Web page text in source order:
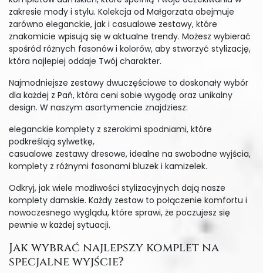
zakresie mody i stylu. Kolekcja od Małgorzata obejmuje
zarówno eleganckie, jak i casualowe zestawy, które
znakomicie wpisują się w aktualne trendy. Możesz wybierać
spośród różnych fasonów i kolorów, aby stworzyć stylizację,
która najlepiej oddaje Twój charakter.
Najmodniejsze zestawy dwuczęściowe to doskonały wybór
dla każdej z Pań, która ceni sobie wygodę oraz unikalny
design. W naszym asortymencie znajdziesz:
eleganckie komplety z szerokimi spodniami, które
podkreślają sylwetkę,
casualowe zestawy dresowe, idealne na swobodne wyjścia,
komplety z różnymi fasonami bluzek i kamizelek.
Odkryj, jak wiele możliwości stylizacyjnych dają nasze
komplety damskie. Każdy zestaw to połączenie komfortu i
nowoczesnego wyglądu, które sprawi, że poczujesz się
pewnie w każdej sytuacji.
Jak wybrać najlepszy komplet na
specjalne wyjście?